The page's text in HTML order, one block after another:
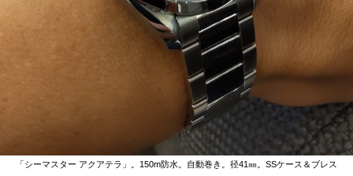
「シーマスター アクアテラ」。150m防水。自動巻き。径41㎜。SSケース＆ブレス